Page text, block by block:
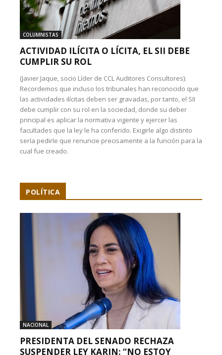
COLUMNISTAS
ACTIVIDAD ILÍCITA O LÍCITA, EL SII DEBE
CUMPLIR SU ROL
(Javier Jaque, socio Líder de CCL Auditores Consultores):
Recordemos que incluso los tribunales han reconocido que
las actividades ilícitas deben ser gravadas, por tanto, el SII
debe cumplir con su rol en la sociedad, donde su deber
principal es aplicar la normativa vigente y ejercer las
facultades que la ley le ha conferido. Exigirle algo distinto
sería pedirle que renuncie precisamente a la función para la
cual fue creado.
POLÍTICA
NACIONAL
PRESIDENTA DEL SENADO RECHAZA
SUSPENDER LEY KARIN: “NO ESTOY